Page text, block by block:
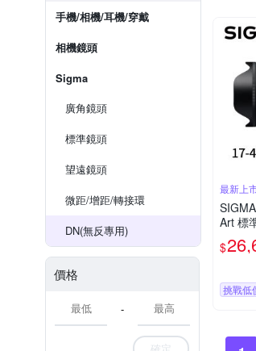
手機/相機/耳機/穿戴
相機鏡頭
Sigma
廣角鏡頭
標準鏡頭
望遠鏡頭
微距/增距/轉接環
DN(無反專用)
價格
-
最新上
Art 標
$
挑戰低